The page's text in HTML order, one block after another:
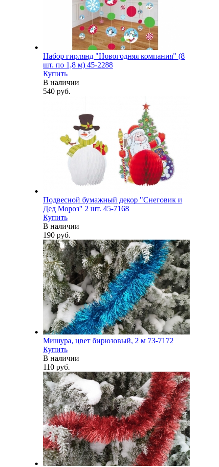
Набор гирлянд "Новогодняя компания" (8
шт. по 1,8 м) 45-2288
Купить
В наличии
540 руб.
Подвесной бумажный декор "Снеговик и
Дед Мороз" 2 шт. 45-7168
Купить
В наличии
190 руб.
Мишура, цвет бирюзовый, 2 м 73-7172
Купить
В наличии
110 руб.